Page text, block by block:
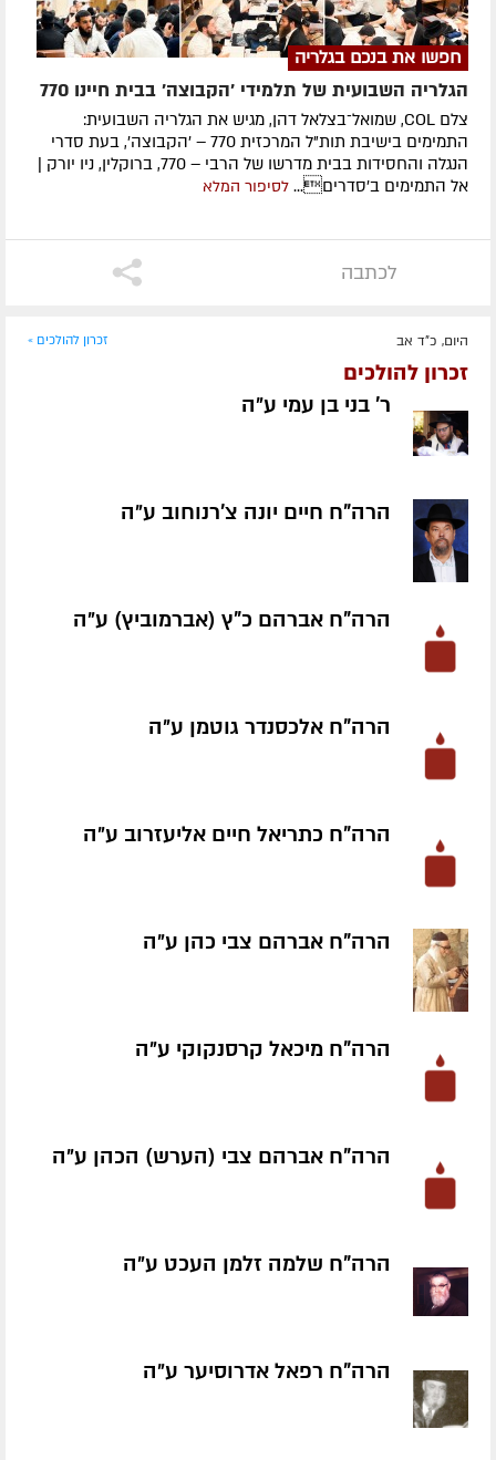
חפשו את בנכם בגלריה
הגלריה השבועית של תלמידי 'הקבוצה' בבית חיינו 770
צלם COL, שמואל־בצלאל דהן, מגיש את הגלריה השבועית:
התמימים בישיבת תות"ל המרכזית 770 – 'הקבוצה', בעת סדרי
הנגלה והחסידות בבית מדרשו של הרבי – 770, ברוקלין, ניו יורק |
אל התמימים ב'סדרים... לסיפור המלא
לכתבה
היום, כ"ד אב זכרון להולכים »
זכרון להולכים
ר' בני בן עמי ע״ה
הרה"ח חיים יונה צ'רנוחוב ע״ה
הרה"ח אברהם כ"ץ (אברמוביץ) ע״ה
הרה"ח אלכסנדר גוטמן ע״ה
הרה"ח כתריאל חיים אליעזרוב ע״ה
הרה"ח אברהם צבי כהן ע״ה
הרה"ח מיכאל קרסנקוקי ע״ה
הרה"ח אברהם צבי (הערש) הכהן ע״ה
הרה"ח שלמה זלמן העכט ע״ה
הרה"ח רפאל אדרוסיער ע״ה